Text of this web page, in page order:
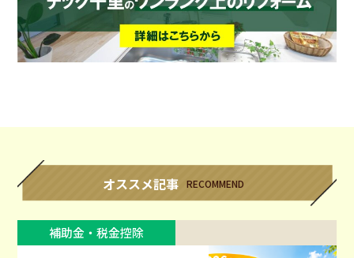
オススメ記事 RECOMMEND
補助金・税金控除